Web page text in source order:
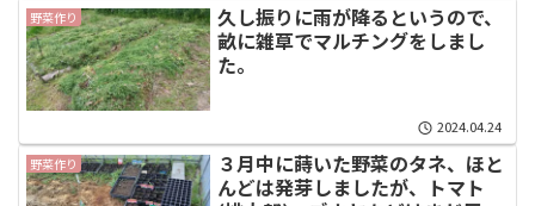
野菜作り
久し振りに雨が降るというので、
畝に雑草でマルチングをしまし
た。
2024.04.24
野菜作り
３月中に蒔いた野菜のタネ、ほと
んどは発芽しましたが、トマト